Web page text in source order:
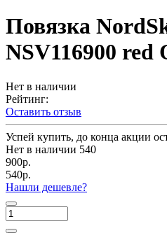
Повязка
NSV116900 red
Нет в наличии
Рейтинг:
Оставить отзыв
Успей купить, до конца акции
Нет в наличии 540
900р.
540р.
Нашли дешевле?